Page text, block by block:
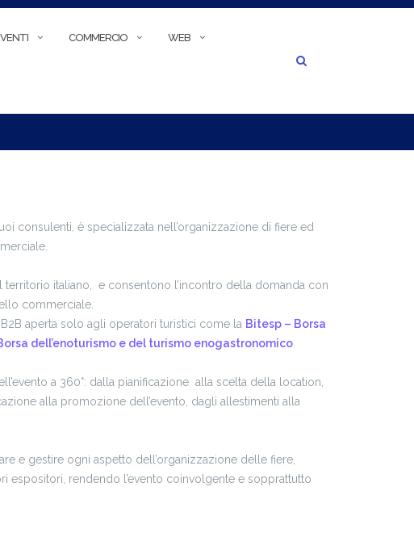
COMMERCIO WEB
consulenti, è specializzata nell’organizzazione di fiere ed
italiano, e consentono l’incontro della domanda con
commerciale.
aperta solo agli operatori turistici come la Bitesp – Borsa
dell’enoturismo e del turismo enogastronomico.
a 360°: dalla pianificazione alla scelta della location,
alla promozione dell’evento, dagli allestimenti alla
e gestire ogni aspetto dell’organizzazione delle fiere,
espositori, rendendo l’evento coinvolgente e sopprattutto